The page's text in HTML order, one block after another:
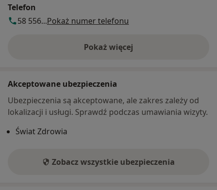
Telefon
58 556...Pokaż numer telefonu
Pokaż więcej
o adresie
Akceptowane ubezpieczenia
Ubezpieczenia są akceptowane, ale zakres zależy od
lokalizacji i usługi. Sprawdź podczas umawiania wizyty.
Świat Zdrowia
Zobacz wszystkie ubezpieczenia